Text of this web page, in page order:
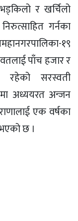
र खर्चिलो
गर्नका
१९
पाँच हजार र
रहेको सरस्वती
मा अध्ययरत अन्जन
एक वर्षका
छ ।